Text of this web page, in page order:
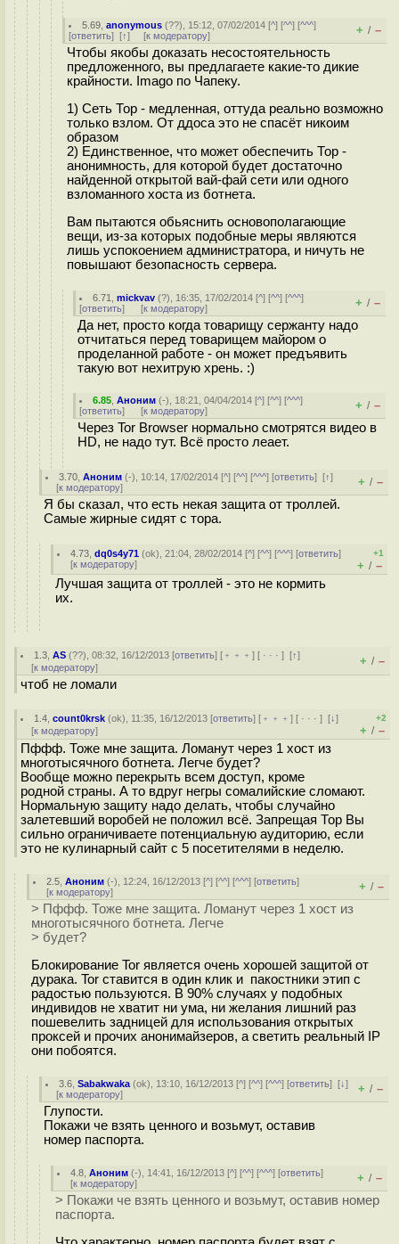
5.69 ,anonymous (??), 15:12, 07/02/2014 [^] [^^] [^^^]
[ответить] [↑] [к модератору] + / –
Чтобы якобы доказать несостоятельность
предложенного, вы предлагаете какие-то дикие
крайности. Imago по Чапеку.
1) Сеть Тор - медленная, оттуда реально возможно
только взлом. От ддоса это не спасёт никоим
образом
2) Единственное, что может обеспечить Тор -
анонимность, для которой будет достаточно
найденной открытой вай-фай сети или одного
взломанного хоста из ботнета.
Вам пытаются обьяснить основополагающие
вещи, из-за которых подобные меры являются
лишь успокоением администратора, и ничуть не
повышают безопасность сервера.
6.71 ,mickvav (?), 16:35, 17/02/2014 [^] [^^] [^^^]
[ответить] [к модератору] + / –
Да нет, просто когда товарищу сержанту надо
отчитаться перед товарищем майором о
проделанной работе - он может предъявить
такую вот нехитрую хрень. :)
6.85 ,Аноним (-), 18:21, 04/04/2014 [^] [^^] [^^^]
[ответить] [к модератору] + / –
Через Tor Browser нормально смотрятся видео в
HD, не надо тут. Всё просто леает.
3.70 ,Аноним (-), 10:14, 17/02/2014 [^] [^^] [^^^] [ответить][↑]
[к модератору] + / –
Я бы сказал, что есть некая защита от троллей.
Самые жирные сидят с тора.
4.73 ,dq0s4y71 (ok), 21:04, 28/02/2014 [^] [^^] [^^^] [ответить]
[к модератору]
+1
+ / –
Лучшая защита от троллей - это не кормить
их.
1.3 ,AS (??), 08:32, 16/12/2013 [ответить] [ ﹢﹢﹢] [ · · ·][↑]
[к модератору] + / –
чтоб не ломали
1.4 ,count0krsk (ok), 11:35, 16/12/2013 [ответить] [ ﹢﹢﹢] [ · · ·][↓]
[к модератору]
+2
+ / –
Пффф. Тоже мне защита. Ломанут через 1 хост из
многотысячного ботнета. Легче будет?
Вообще можно перекрыть всем доступ, кроме
родной страны. А то вдруг негры сомалийские сломают.
Нормальную защиту надо делать, чтобы случайно
залетевший воробей не положил всё. Запрещая Тор Вы
сильно ограничиваете потенциальную аудиторию, если
это не кулинарный сайт с 5 посетителями в неделю.
2.5 ,Аноним (-), 12:24, 16/12/2013 [^] [^^] [^^^] [ответить]
[к модератору] + / –
> Пффф. Тоже мне защита. Ломанут через 1 хост из
многотысячного ботнета. Легче
> будет?
Блокирование Tor является очень хорошей защитой от
дурака. Tor ставится в один клик и пакостники этип с
радостью пользуются. В 90% случаях у подобных
индивидов не хватит ни ума, ни желания лишний раз
пошевелить задницей для использования открытых
проксей и прочих анонимайзеров, а светить реальный IP
они побоятся.
3.6 ,Sabakwaka (ok), 13:10, 16/12/2013 [^] [^^] [^^^] [ответить][↓]
[к модератору] + / –
Глупости.
Покажи че взять ценного и возьмут, оставив
номер паспорта.
4.8 ,Аноним (-), 14:41, 16/12/2013 [^] [^^] [^^^] [ответить]
[к модератору] + / –
> Покажи че взять ценного и возьмут, оставив номер
паспорта.